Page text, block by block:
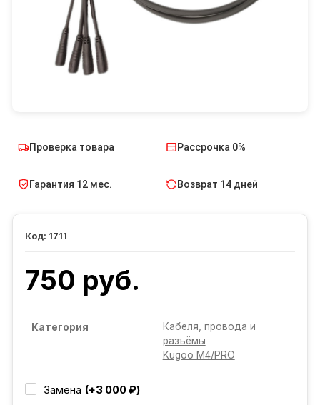
Проверка товара Рассрочка 0%
Гарантия 12 мес. Возврат 14 дней
1711
750 руб.
Категория
Кабеля, провода и
разъёмы
Kugoo M4/PRO
Замена (+3 000 ₽)